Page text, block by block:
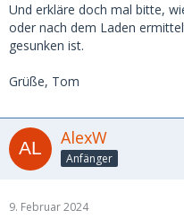
Und erkläre doch mal bitte,
oder nach dem Laden
gesunken ist.
Grüße, Tom
AlexW
Anfänger
9. Februar 2024